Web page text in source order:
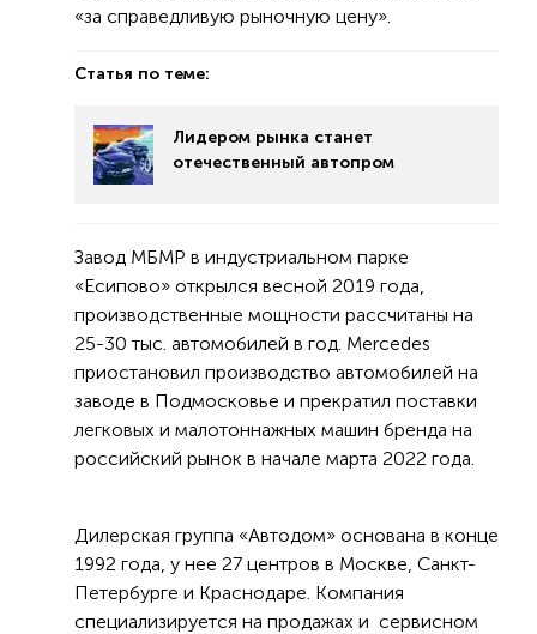
«за справедливую рыночную цену».
Статья по теме:
Лидером рынка станет
отечественный автопром
Завод МБМР в индустриальном парке
«Есипово» открылся весной 2019 года,
производственные мощности рассчитаны на
25-30 тыс. автомобилей в год. Mercedes
приостановил производство автомобилей на
заводе в Подмосковье и прекратил поставки
легковых и малотоннажных машин бренда на
российский рынок в начале марта 2022 года.
Дилерская группа «Автодом» основана в конце
1992 года, у нее 27 центров в Москве, Санкт-
Петербурге и Краснодаре. Компания
специализируется на продажах и сервисном